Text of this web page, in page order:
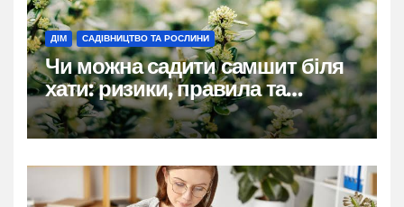
ДІМ САДІВНИЦТВО ТА РОСЛИНИ
Чи можна садити самшит біля
хати: ризики, правила та
практичні рішення